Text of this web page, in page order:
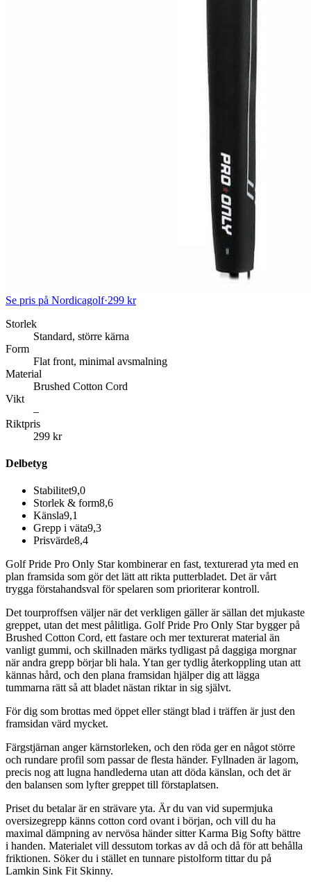
Se pris på Nordicagolf·299 kr
Storlek
Standard, större kärna
Form
Flat front, minimal avsmalning
Material
Brushed Cotton Cord
Vikt
–
Riktpris
299 kr
Delbetyg
Stabilitet9,0
Storlek & form8,6
Känsla9,1
Grepp i väta9,3
Prisvärde8,4
Golf Pride Pro Only Star kombinerar en fast, texturerad yta med en
plan framsida som gör det lätt att rikta putterbladet. Det är vårt
trygga förstahandsval för spelaren som prioriterar kontroll.
Det tourproffsen väljer när det verkligen gäller är sällan det mjukaste
greppet, utan det mest pålitliga. Golf Pride Pro Only Star bygger på
Brushed Cotton Cord, ett fastare och mer texturerat material än
vanligt gummi, och skillnaden märks tydligast på daggiga morgnar
när andra grepp börjar bli hala. Ytan ger tydlig återkoppling utan att
kännas hård, och den plana framsidan hjälper dig att lägga
tummarna rätt så att bladet nästan riktar in sig självt.
För dig som brottas med öppet eller stängt blad i träffen är just den
framsidan värd mycket.
Färgstjärnan anger kärnstorleken, och den röda ger en något större
och rundare profil som passar de flesta händer. Fyllnaden är lagom,
precis nog att lugna handlederna utan att döda känslan, och det är
den balansen som lyfter greppet till förstaplatsen.
Priset du betalar är en strävare yta. Är du van vid supermjuka
oversizegrepp känns cotton cord ovant i början, och vill du ha
maximal dämpning av nervösa händer sitter Karma Big Softy bättre
i handen. Materialet vill dessutom torkas av då och då för att behålla
friktionen. Söker du i stället en tunnare pistolform tittar du på
Lamkin Sink Fit Skinny.